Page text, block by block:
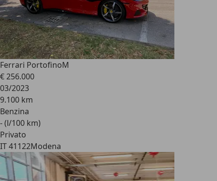
Ferrari PortofinoM
€ 256.000
03/2023
9.100 km
Benzina
- (l/100 km)
Privato
IT 41122Modena